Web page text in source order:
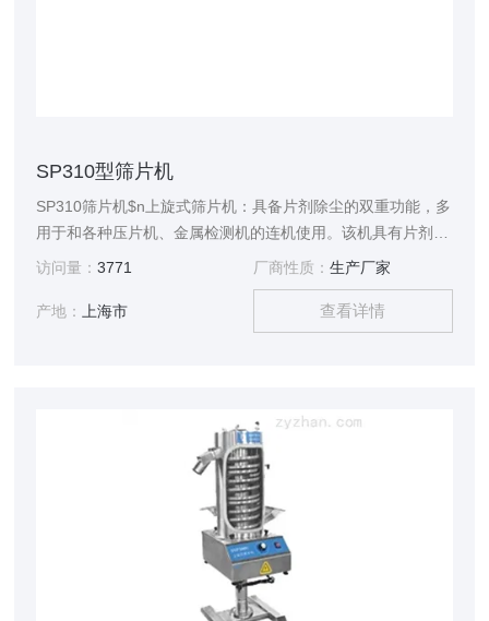
SP310型筛片机
SP310筛片机$n上旋式筛片机：具备片剂除尘的双重功能，多
用于和各种压片机、金属检测机的连机使用。该机具有片剂除
尘路径长，药片自动翻面磨光，除尘效果好的特点。符合
访问量：3771 厂商性质： 生产厂家
产地： 上海市 查看详情